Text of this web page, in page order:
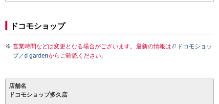
ドコモショップ
営業時間などは変更となる場合がございます。最新の情報は
ドコモショッ
プ／d gardenからご確認ください。
店舗名
ドコモショップ多久店